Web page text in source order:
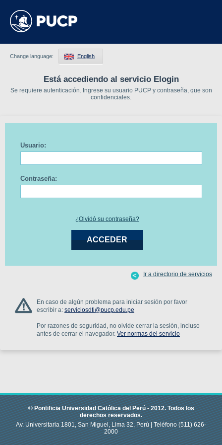
Está accediendo al servicio Elogin
Se requiere autenticación. Ingrese su usuario PUCP y contraseña, que son
confidenciales.
Change language: English
Usuario:
Contraseña:
¿Olvidó su contraseña?
En caso de algún problema para iniciar sesión por favor
escribir a: serviciosdti@pucp.edu.pe
Por razones de seguridad, no olvide cerrar la sesión, incluso
antes de cerrar el navegador. Ver normas del servicio
Ir a directorio de servicios
© Pontificia Universidad Católica del Perú -2012.Todos los
derechos reservados.
Av. Universitaria 1801, San Miguel, Lima 32, Perú |Teléfono(511) 626-
2000